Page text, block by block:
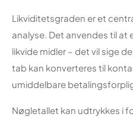
Likviditetsgraden er et
analyse. Det anvendes til at
likvide midler – det vil sige
tab kan konverteres til
umiddelbare
Nøgletallet kan udtrykkes i